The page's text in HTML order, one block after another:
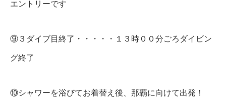
エントリーです
⑨３ダイブ目終了・・・・・１３時００分ごろダイビン
グ終了
⑩シャワーを浴びてお着替え後、那覇に向けて出発！